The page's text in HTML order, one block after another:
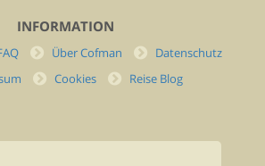
INFORMATION
Über Cofman
Datenschutz
Cookies Reise Blog